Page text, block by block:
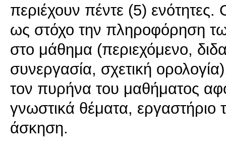
περιέχουν πέντε (5)
ως στόχο την πληροφόρηση
στο μάθημα (περιεχόμενο,
συνεργασία, σχετική
τον πυρήνα του μαθήματος
γνωστικά θέματα, εργαστήριο
άσκηση.